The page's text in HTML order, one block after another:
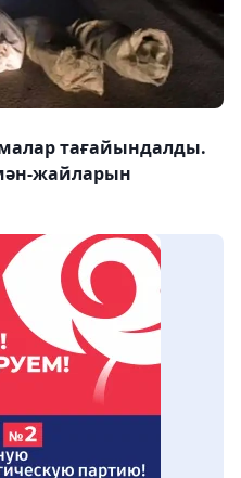
тағайындалды.
жайларын